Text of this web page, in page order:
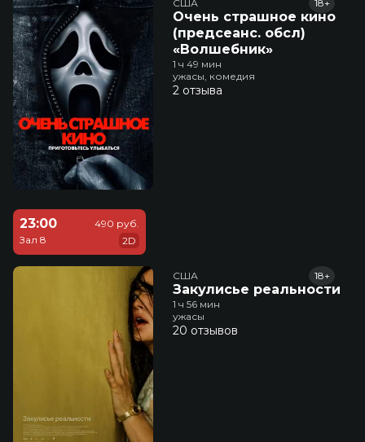
США
Очень страшное кино
(предсеанс. обсл)
«Волшебник»
18+
1 ч 49 мин
ужасы, комедия
2 отзыва
23:00
Зал 8
490 руб.
2D
США
Закулисье реальности
18+
1 ч 56 мин
ужасы
20 отзывов